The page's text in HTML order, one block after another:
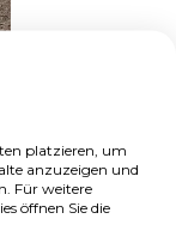
z
platzieren, um
anzuzeigen und
Für weitere
öffnen Sie die